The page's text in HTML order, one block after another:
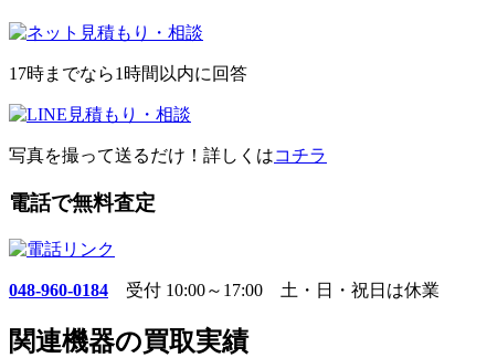
17時までなら1時間以内に回答
写真を撮って送るだけ！詳しくはコチラ
電話で無料査定
048-960-0184 受付 10:00～17:00 土・日・祝日は休業
関連機器の買取実績